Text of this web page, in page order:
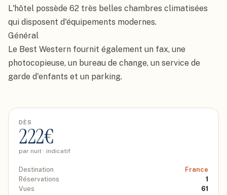
L'hôtel possède 62 très belles chambres climatisées
qui disposent d'équipements modernes.
Général
Le Best Western fournit également un fax, une
photocopieuse, un bureau de change, un service de
garde d'enfants et un parking.
DÈS
222€
par nuit · indicatif
Destination
France
Réservations
1
Vues
61